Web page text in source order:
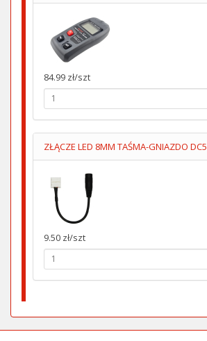
84.99 zł/szt
ZŁĄCZE LED 8MM TAŚMA-GNIAZDO
9.50 zł/szt